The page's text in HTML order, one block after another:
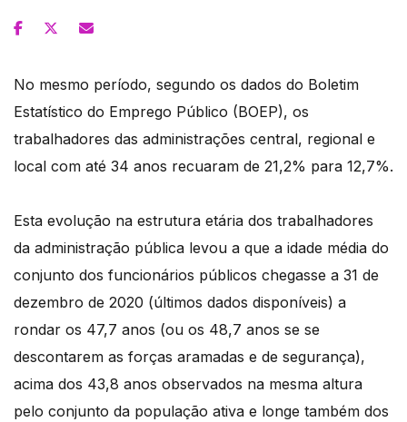
No mesmo período, segundo os dados do Boletim
Estatístico do Emprego Público (BOEP), os
trabalhadores das administrações central, regional e
local com até 34 anos recuaram de 21,2% para 12,7%.
Esta evolução na estrutura etária dos trabalhadores
da administração pública levou a que a idade média do
conjunto dos funcionários públicos chegasse a 31 de
dezembro de 2020 (últimos dados disponíveis) a
rondar os 47,7 anos (ou os 48,7 anos se se
descontarem as forças aramadas e de segurança),
acima dos 43,8 anos observados na mesma altura
pelo conjunto da população ativa e longe também dos